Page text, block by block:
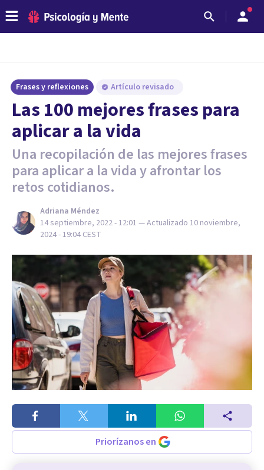
Frases y reflexiones Artículo revisado
Las 100 mejores frases para
aplicar a la vida
Una recopilación de las mejores frases
para aplicar a la vida y afrontar los
retos cotidianos.
Adriana Méndez
14 septiembre, 2022 - 12:01 — Actualizado 10 noviembre,
2024 - 19:04 CEST
Priorízanos en